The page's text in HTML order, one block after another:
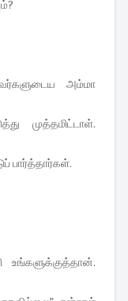
அம்மா
முத்தமிட்டாள்.
பார்த்தார்கள்.